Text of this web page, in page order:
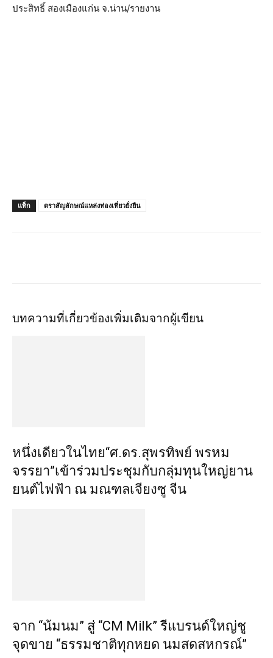
ประสิทธิ์ สองเมืองแก่น จ.น่าน/รายงาน
แท็ก ตราสัญลักษณ์แหล่งท่องเที่ยวยั่งยืน
บทความที่เกี่ยวข้องเพิ่มเติมจากผู้เขียน
หนึ่งเดียวในไทย“ศ.ดร.สุพรทิพย์ พรหม
จรรยา”เข้าร่วมประชุมกับกลุ่มทุนใหญ่ยาน
ยนต์ไฟฟ้า ณ มณฑลเจียงซู จีน
จาก “น้มนม” สู่ “CM Milk” รีแบรนด์ใหญ่ชู
จุดขาย “ธรรมชาติทุกหยด นมสดสหกรณ์”